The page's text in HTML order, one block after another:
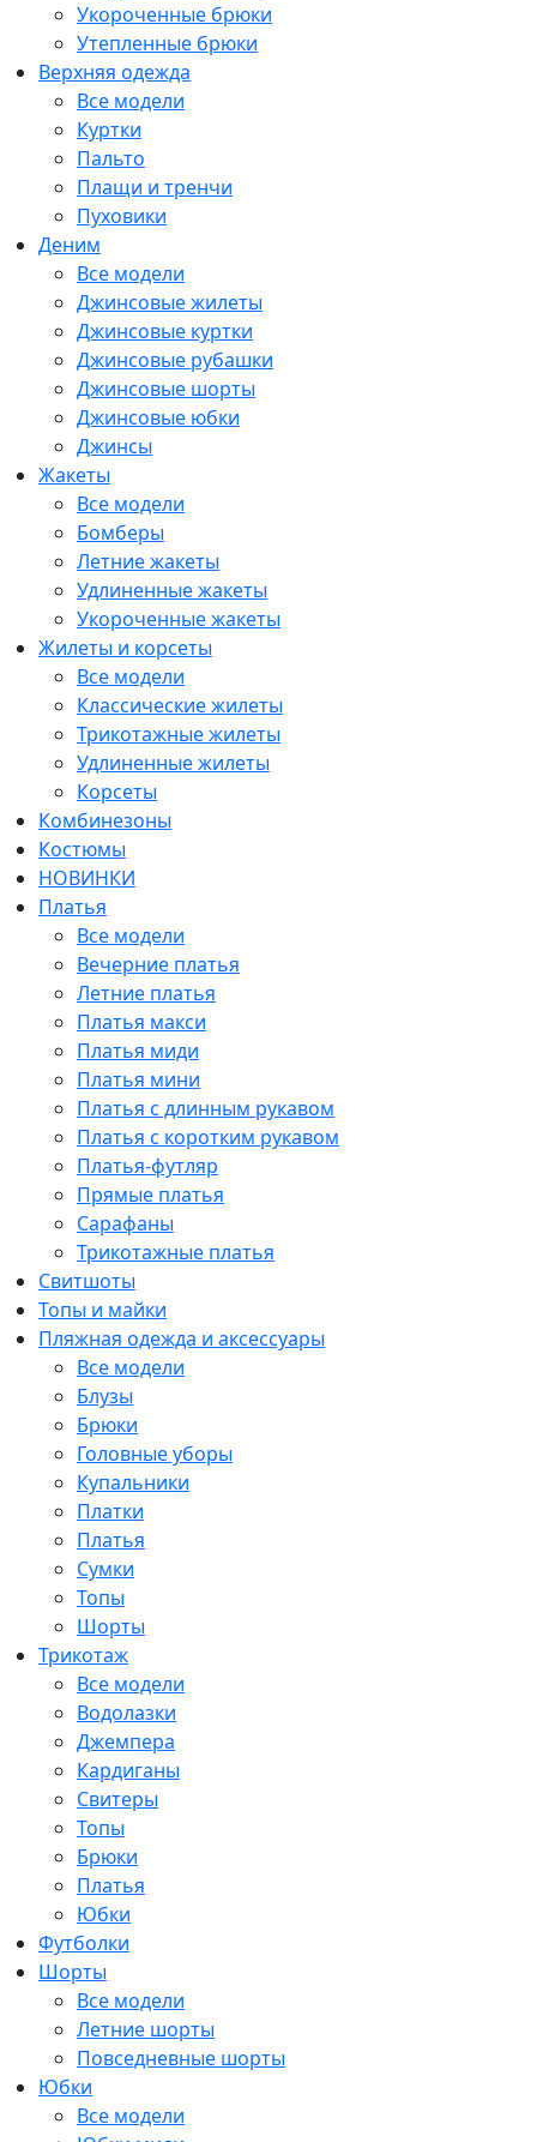
Укороченные брюки
Утепленные брюки
Верхняя одежда
Все модели
Куртки
Пальто
Плащи и тренчи
Пуховики
Деним
Все модели
Джинсовые жилеты
Джинсовые куртки
Джинсовые рубашки
Джинсовые шорты
Джинсовые юбки
Джинсы
Жакеты
Все модели
Бомберы
Летние жакеты
Удлиненные жакеты
Укороченные жакеты
Жилеты и корсеты
Все модели
Классические жилеты
Трикотажные жилеты
Удлиненные жилеты
Корсеты
Комбинезоны
Костюмы
НОВИНКИ
Платья
Все модели
Вечерние платья
Летние платья
Платья макси
Платья миди
Платья мини
Платья с длинным рукавом
Платья с коротким рукавом
Платья-футляр
Прямые платья
Сарафаны
Трикотажные платья
Свитшоты
Топы и майки
Пляжная одежда и аксессуары
Все модели
Блузы
Брюки
Головные уборы
Купальники
Платки
Платья
Сумки
Топы
Шорты
Трикотаж
Все модели
Водолазки
Джемпера
Кардиганы
Свитеры
Топы
Брюки
Платья
Юбки
Футболки
Шорты
Все модели
Летние шорты
Повседневные шорты
Юбки
Все модели